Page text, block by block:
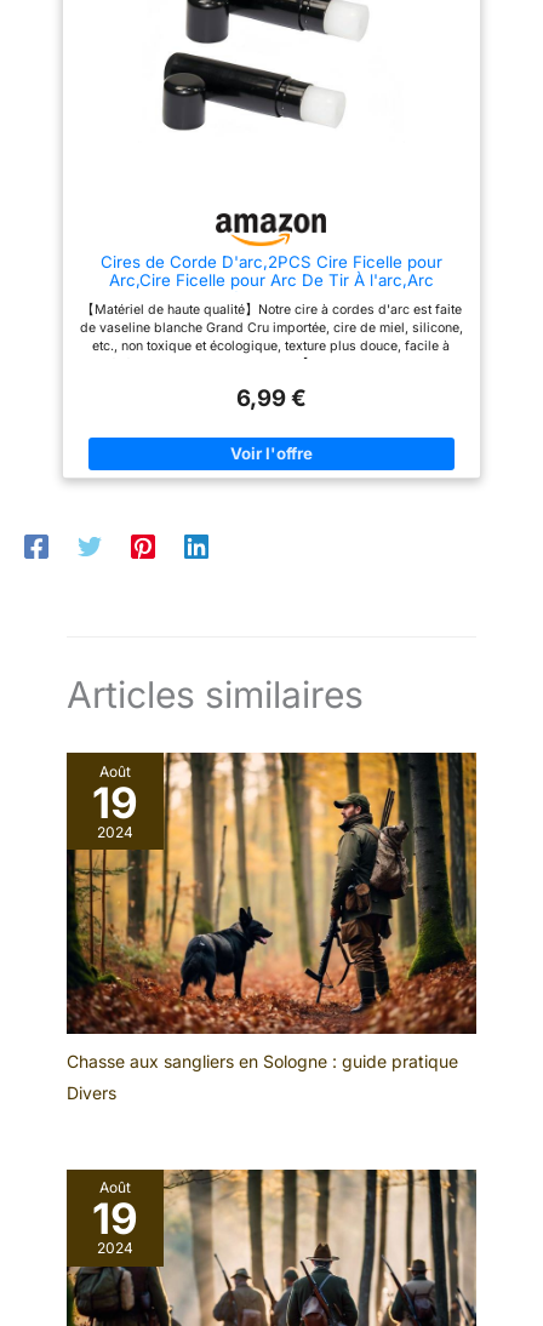
développement des
compétences en tir à l'arc.
Engagement sportif: pour
expérimentés, cet arc robuste
favorise l'entraînement, la
compétition et le loisir en plein
Cires de Corde D'arc,2PCS Cire Ficelle pour
Arc,Cire Ficelle pour Arc De Tir À l'arc,Arc
Classique Composé Cordes Wax,Cire Protection
Chasse Accessoire,Cire Protection pour Arcs
Composés D'arbalète
【Matériel de haute qualité】Notre cire à cordes d'arc est faite
de vaseline blanche Grand Cru importée, cire de miel, silicone,
etc., non toxique et écologique, texture plus douce, facile à
pénétrer dans les cordes d'arc. 【Protection des cordes
les rend résistantes à la corrosion, empêche les cordes d'Arc
accessoires de chasse puissent durer longtemps. 【Facile à
transporter】La cire à cordes d'arc est de petite taille et légère,
vous pouvez la mettre directement dans votre sac à dos ou
d'avant en arrière à la main, de sorte que la cire à cordes
lubrifie suffisamment la matière à cordes appliquée sur les
6,99 €
Articles similaires
Août
19
2024
Chasse aux sangliers en Sologne : guide pratique
Divers
Août
19
2024